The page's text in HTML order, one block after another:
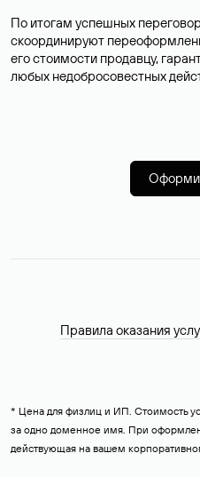
По итогам успешных
скоординируют
его стоимости продавцу,
любых недобросовестных
Правила оказания
* Цена для физлиц и ИП. Стоимость
за одно доменное имя. При
действующая на вашем